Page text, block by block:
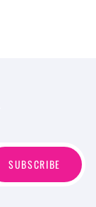
SUBSCRIBE